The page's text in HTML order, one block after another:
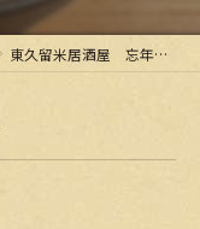
東久留米居酒屋 忘年会受付中